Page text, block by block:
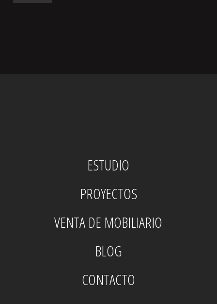
ESTUDIO
PROYECTOS
VENTA DE MOBILIARIO
BLOG
CONTACTO